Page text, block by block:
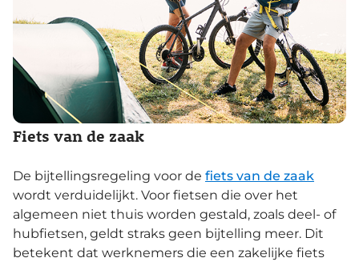
Fiets van de zaak
De bijtellingsregeling voor de fiets van de zaak
wordt verduidelijkt. Voor fietsen die over het
algemeen niet thuis worden gestald, zoals deel- of
hubfietsen, geldt straks geen bijtelling meer. Dit
betekent dat werknemers die een zakelijke fiets